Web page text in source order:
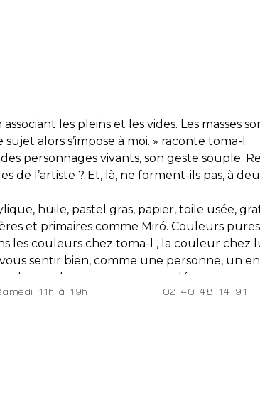
11h à 19h 02 40 48 14 91
associant les pleins et les vides. Les
alors s’impose à moi. » raconte toma-l.
personnages vivants, son geste souple.
de l’artiste ? Et, là, ne forment-ils pas, à
huile, pastel gras, papier, toile usée,
et primaires comme Miró. Couleurs
les couleurs chez toma-l , la couleur chez
sentir bien, comme une personne, un
couleur et le mouvement que dégagent
sensations : le propre des objets